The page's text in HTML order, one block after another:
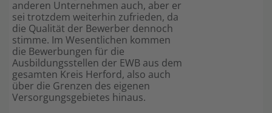
anderen Unternehmen auch, aber er
sei trotzdem weiterhin zufrieden, da
die Qualität der Bewerber dennoch
stimme. Im Wesentlichen kommen
die Bewerbungen für die
Ausbildungsstellen der EWB aus dem
gesamten Kreis Herford, also auch
über die Grenzen des eigenen
Versorgungsgebietes hinaus.